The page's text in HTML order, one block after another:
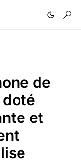
de
doté
et